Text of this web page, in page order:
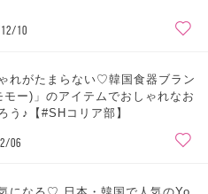
10
れがたまらない♡韓国食器ブラン
モー)」のアイテムでおしゃれなお
う♪【#SHコリア部】
06